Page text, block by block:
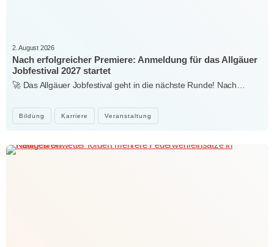
Bildung Karriere Veranstaltung
2. August 2026
Nach erfolgreicher Premiere: Anmeldung für das Allgäuer
Jobfestival 2027 startet
🚀 Das Allgäuer Jobfestival geht in die nächste Runde! Nach…